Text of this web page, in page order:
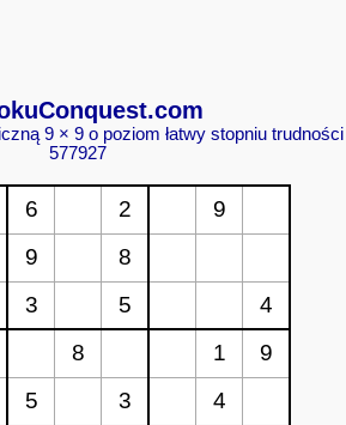
Conquest.com
9 × 9 o poziom łatwy stopniu trudności
577927